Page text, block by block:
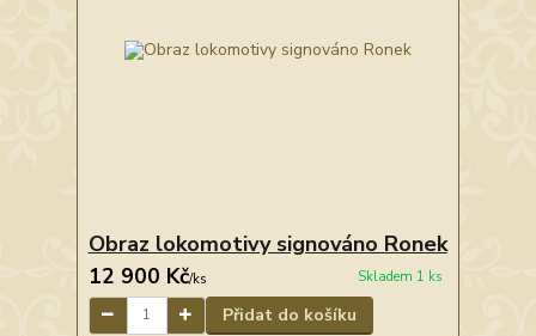
Obraz lokomotivy signováno Ronek
12 900 Kč/ks Skladem 1 ks
Přidat do košíku